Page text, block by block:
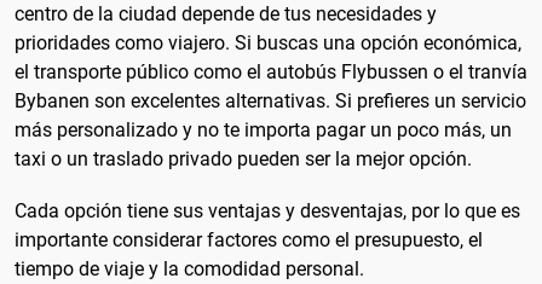
centro de la ciudad depende de tus necesidades y
prioridades como viajero. Si buscas una opción económica,
el transporte público como el autobús Flybussen o el tranvía
Bybanen son excelentes alternativas. Si prefieres un servicio
más personalizado y no te importa pagar un poco más, un
taxi o un traslado privado pueden ser la mejor opción.
Cada opción tiene sus ventajas y desventajas, por lo que es
importante considerar factores como el presupuesto, el
tiempo de viaje y la comodidad personal.